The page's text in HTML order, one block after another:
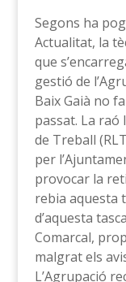
Segons ha
Actualitat, la
que
gestió de
Baix Gaià no
passat. La raó
de Treball
per
provocar la
rebia aquesta
d’aquesta
Comarcal,
malgrat els
L’Agrupació